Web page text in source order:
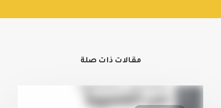
مقالات ذات صلة